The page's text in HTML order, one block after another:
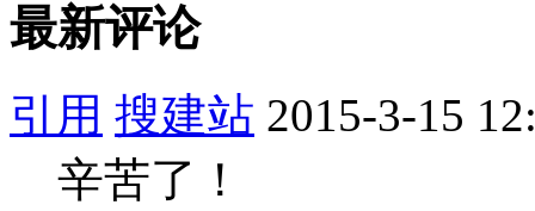
最新评论
引用 搜建站 2015-3-15
辛苦了！